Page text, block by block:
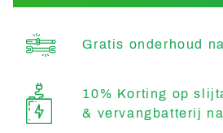
Gratis onderhoud
10% Korting op
& vervangbatterij